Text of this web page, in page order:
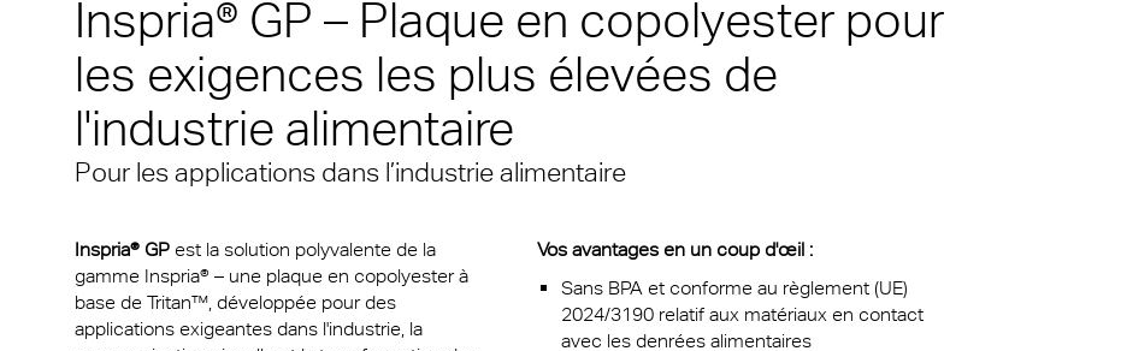
Exolon® Multiwall
Multi UV IQ-Relax
Multi UV no drop
Multi Accessories
FAQ Plaques alvéolaires
AkyVer® Multiwall Sheets
Plaques clipsables Exolon
Exolon® plaques massives
FR
Exolon® Optica - qualité
optique
Titan
Exolon® Med
WS Welding Shield
L’ambiance des mers du sud à
la portée de tous
Avec l’A380, le 21ème siècle
Convaincant de part sa
fonctionnalité et son
Toiture de stade Vienne
Plaques en plastique pour
dispositifs médicaux
Protection contre les
infections
Masque de protection en
plaques massives dExolon
Group
Éclairage LED
Technical Information
Terms & Conditions
Inspria® GP – Plaque en copolyester pour
les exigences les plus élevées de
l'industrie alimentaire
Pour les applications dans l’industrie alimentaire
Inspria® GPest la solution polyvalente de la
gamme Inspria® – une plaque en copolyester à
base de Tritan™, développée pour des
applications exigeantes dans l'industrie, la
Vos avantages en un coup d'œil :
Sans BPA et conforme au règlement (UE)
2024/3190 relatif aux matériaux en contact
avec les denrées alimentaires